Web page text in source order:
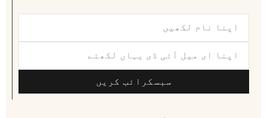
سبسکرائب کریں